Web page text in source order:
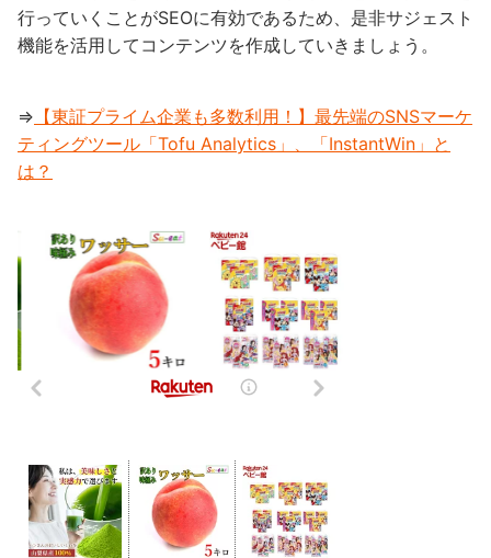
行っていくことがSEOに有効であるため、是非サジェスト
機能を活用してコンテンツを作成していきましょう。
⇒ 【東証プライム企業も多数利用！】最先端のSNSマーケ
ティングツール「Tofu Analytics」、「InstantWin」と
は？